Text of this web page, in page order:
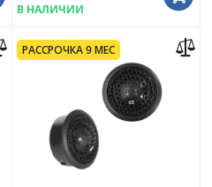
В НАЛИЧИИ
РАССРОЧКА 9 МЕС